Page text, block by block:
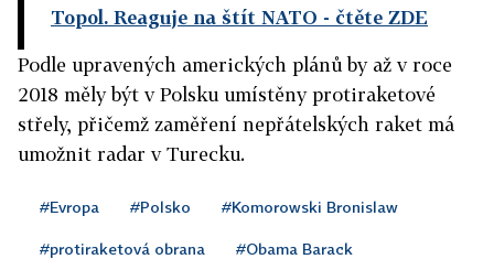
Topol. Reaguje na štít NATO - čtěte ZDE
Podle upravených amerických plánů by až v roce
2018 měly být v Polsku umístěny protiraketové
střely, přičemž zaměření nepřátelských raket má
umožnit radar v Turecku.
#Evropa #Polsko #Komorowski Bronislaw
#protiraketová obrana #Obama Barack